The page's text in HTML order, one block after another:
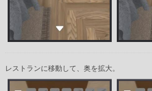
レストランに移動して、奥を拡大。